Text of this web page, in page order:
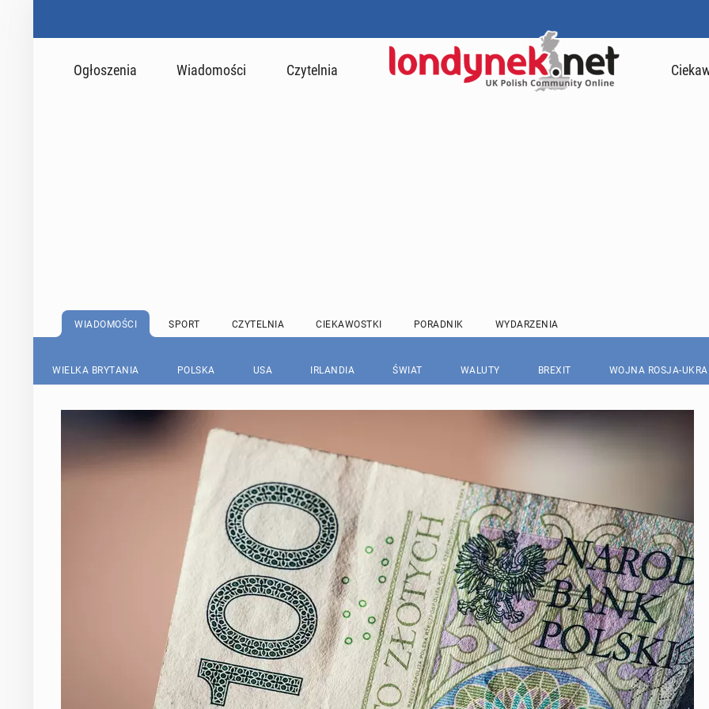
Ogłoszenia Wiadomości Czytelnia
WIADOMOŚCI SPORT CZYTELNIA CIEKAWOSTKI PORADNIK WYDARZENIA
WIELKA BRYTANIA POLSKA USA IRLANDIA ŚWIAT WALUTY BREXIT WOJNA ROSJA-